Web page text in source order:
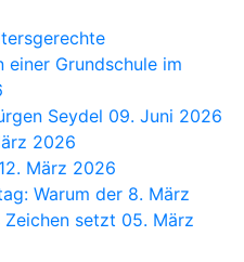
einer Grundschule im
Seydel 09. Juni 2026
2026
12. März 2026
Warum der 8. März
setzt 05. März